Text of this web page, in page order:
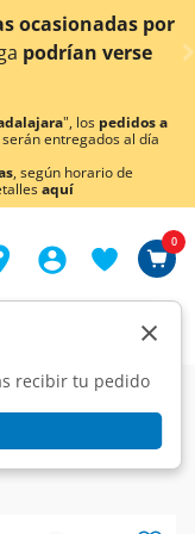
ocasionadas por
podrían verse
", los pedidos a
serán entregados al día
, según horario de
aquí
recibir tu pedido
×
0